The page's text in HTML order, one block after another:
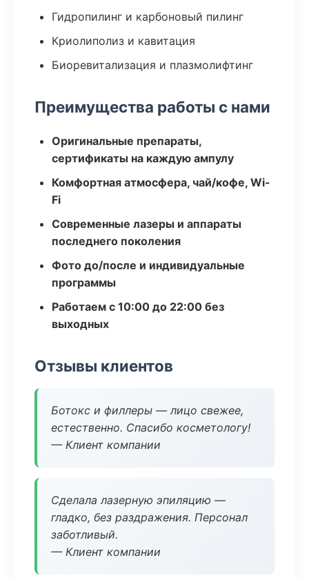
Гидропилинг и карбоновый пилинг
Криолиполиз и кавитация
Биоревитализация и плазмолифтинг
Преимущества работы с нами
Оригинальные препараты,
сертификаты на каждую ампулу
Комфортная атмосфера, чай/кофе, Wi-
Fi
Современные лазеры и аппараты
последнего поколения
Фото до/после и индивидуальные
программы
Работаем с 10:00 до 22:00 без
выходных
Отзывы клиентов
Ботокс и филлеры — лицо свежее,
естественно. Спасибо косметологу!
— Клиент компании
Сделала лазерную эпиляцию —
гладко, без раздражения. Персонал
заботливый.
— Клиент компании